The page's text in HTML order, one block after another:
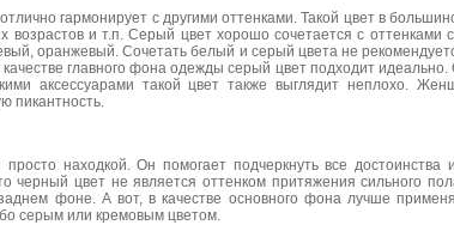
гармонирует с другими оттенками. Такой цвет в
и т.п. Серый цвет хорошо сочетается с оттенками
оранжевый. Сочетать белый и серый цвета не
главного фона одежды серый цвет подходит
аксессуарами такой цвет также выглядит неплохо.
пикантность.
находкой. Он помогает подчеркнуть все достоинства
черный цвет не является оттенком притяжения сильного
фоне. А вот, в качестве основного фона лучше
серым или кремовым цветом.